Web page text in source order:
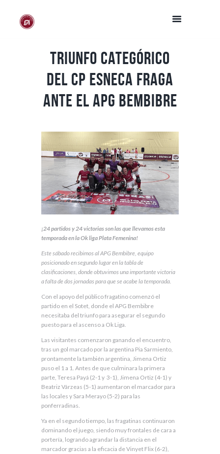
Triunfo categórico
del CP Esneca Fraga
ante el APG Bembibre
¡24 partidos y 24 victorias son las que llevamos esta
temporada en la Ok liga Plata Femenina!
Este sábado recibimos al APG Bembibre, equipo
posicionado en segundo lugar en la tabla de
clasificaciones, donde obtuvimos una importante victoria
a falta de dos jornadas para que se acabe la temporada.
Con el apoyo del público fragatino comenzó el
partido en el Sotet, donde el APG Bembibre
necesitaba del triunfo para asegurar el segundo
puesto para el ascenso a Ok Liga.
Las visitantes comenzaron ganando el encuentro,
tras un gol marcado por la argentina Pia Sarmiento,
prontamente la también argentina, Jimena Ortiz
puso el 1 a 1. Antes de que culminara la primera
parte, Teresa Payá (2-1 y 3-1), Jimena Ortiz (4-1) y
Beatriz Várzeas (5-1) aumentaron el marcador para
las locales y Sara Merayo (5-2) para las
ponferradinas.
Ya en el segundo tiempo, las fragatinas continuaron
dominando el juego, siendo muy frontales de cara a
portería, logrando agrandar la distancia en el
marcador gracias a la eficacia de Vinyet Flix (6-2),